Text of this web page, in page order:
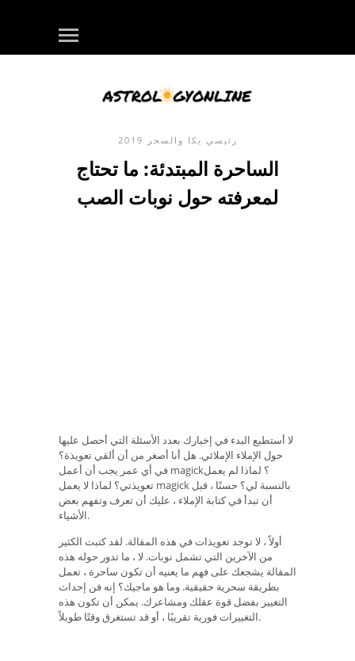
رئيسي يكا والسحر
الساحرة المبتدئة: ما تحتاج
لمعرفته حول نوبات الصب
لا أستطيع البدء في إخبارك بعدد الأسئلة التي أحصل عليها
حول الإملاء الإملائي. هل أنا أصغر من أن ألقي تعويذة؟
في أي عمر يجب أن أعمل magick؟ لماذا لم يعمل
تعويذتي؟ لماذا لا يعمل magick بالنسبة لي؟ حسنًا ، قبل
أن تبدأ في كتابة الإملاء ، عليك أن تعرف وتفهم بعض
الأشياء.
أولاً ، لا توجد تعويذات في هذه المقالة. لقد كتبت الكثير
من الآخرين التي تشمل نوبات. لا ، ما تدور حوله هذه
المقالة يشجعك على فهم ما يعنيه أن تكون ساحرة ، تعمل
بطريقة سحرية حقيقية. وما هو ماجيك؟ إنه فن إحداث
التغيير بفضل قوة عقلك ومشاعرك. يمكن أن تكون هذه
التغييرات فورية تقريبًا ، أو قد تستغرق وقتًا طويلاً.